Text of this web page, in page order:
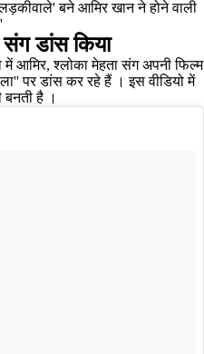
डांस किया
में आमिर, श्लोका मेहता संग अपनी फिल्म
पर डांस कर रहे हैं । इस वीडियो में
है ।